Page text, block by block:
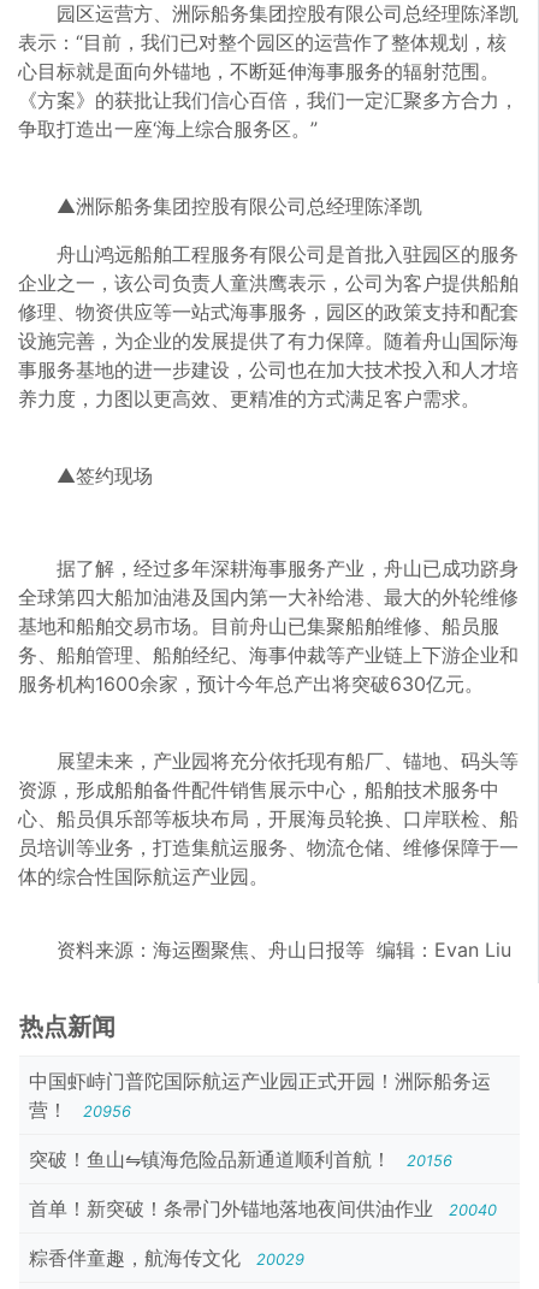
园区运营方、洲际船务集团控股有限公司总经理陈泽凯
表示：“目前，我们已对整个园区的运营作了整体规划，核
心目标就是面向外锚地，不断延伸海事服务的辐射范围。
《方案》的获批让我们信心百倍，我们一定汇聚多方合力，
争取打造出一座‘海上综合服务区。”
▲洲际船务集团控股有限公司总经理陈泽凯
舟山鸿远船舶工程服务有限公司是首批入驻园区的服务
企业之一，该公司负责人童洪鹰表示，公司为客户提供船舶
修理、物资供应等一站式海事服务，园区的政策支持和配套
设施完善，为企业的发展提供了有力保障。随着舟山国际海
事服务基地的进一步建设，公司也在加大技术投入和人才培
养力度，力图以更高效、更精准的方式满足客户需求。
▲签约现场
据了解，经过多年深耕海事服务产业，舟山已成功跻身
全球第四大船加油港及国内第一大补给港、最大的外轮维修
基地和船舶交易市场。目前舟山已集聚船舶维修、船员服
务、船舶管理、船舶经纪、海事仲裁等产业链上下游企业和
服务机构1600余家，预计今年总产出将突破630亿元。
展望未来，产业园将充分依托现有船厂、锚地、码头等
资源，形成船舶备件配件销售展示中心，船舶技术服务中
心、船员俱乐部等板块布局，开展海员轮换、口岸联检、船
员培训等业务，打造集航运服务、物流仓储、维修保障于一
体的综合性国际航运产业园。
资料来源：海运圈聚焦、舟山日报等 编辑：Evan Liu
热点新闻
中国虾峙门普陀国际航运产业园正式开园！洲际船务运
营！
20956
突破！鱼山⇋镇海危险品新通道顺利首航！ 20156
首单！新突破！条帚门外锚地落地夜间供油作业 20040
粽香伴童趣，航海传文化 20029